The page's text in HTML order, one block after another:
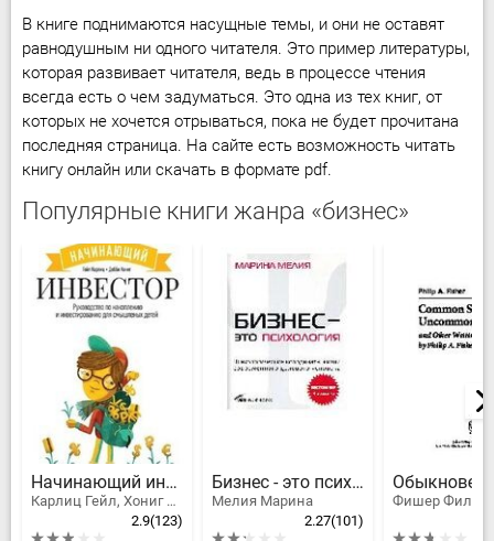
В книге поднимаются насущные темы, и они не оставят
равнодушным ни одного читателя. Это пример литературы,
которая развивает читателя, ведь в процессе чтения
всегда есть о чем задуматься. Это одна из тех книг, от
которых не хочется отрываться, пока не будет прочитана
последняя страница. На сайте есть возможность читать
книгу онлайн или скачать в формате pdf.
Популярные книги жанра «бизнес»
Начинающий инвестор
Карлиц Гейл, Хониг Дебби
2.9(123)
Бизнес - это психология
Мелия Марина
2.27(101)
Фишер Филип